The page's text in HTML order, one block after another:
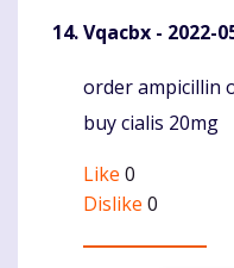
Vqacbx - 2022-
Komentaras
order ampicillin
buy cialis 20mg
Like 0
Dislike 0